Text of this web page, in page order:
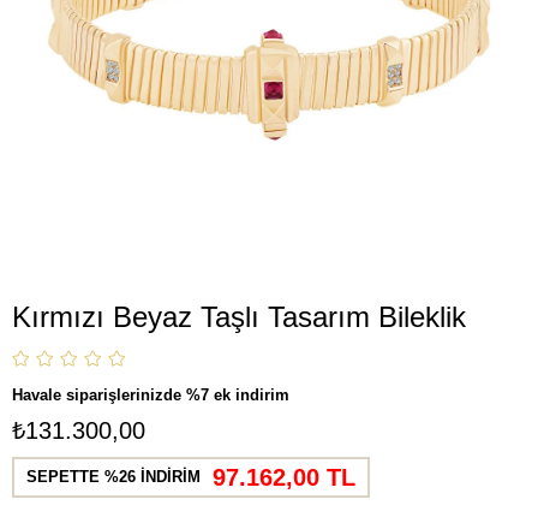
Kırmızı Beyaz Taşlı Tasarım Bileklik
Havale siparişlerinizde %7 ek indirim
₺131.300,00
SEPETTE %26 İNDİRİM 97.162,00 TL